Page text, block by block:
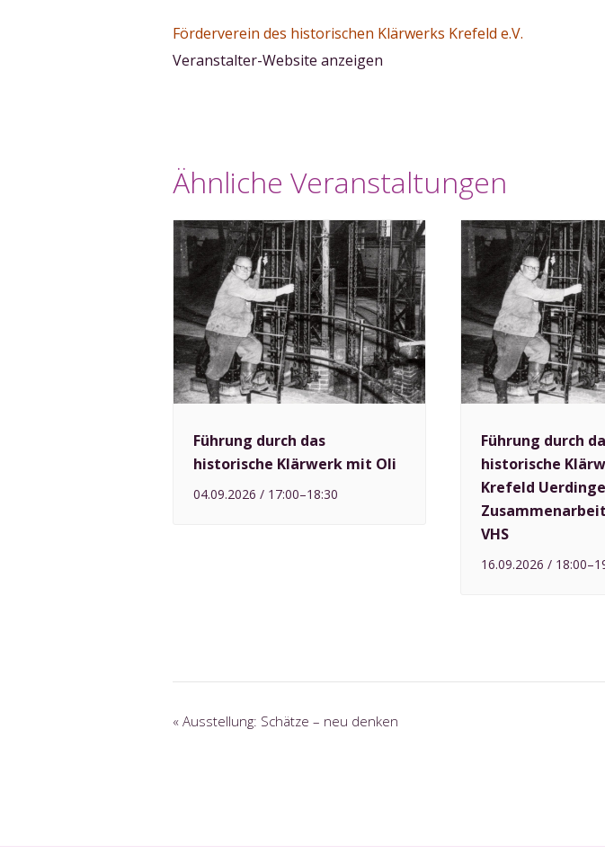
Förderverein des historischen Klärwerks Krefeld e.V.
Veranstalter-Website anzeigen
Ähnliche Veranstaltungen
Führung durch das
historische Klärwerk mit Oli
04.09.2026 / 17:00–18:30
Führung durch
historische
Krefeld
VHS
16.09.2026 / 18:00–
V
« Ausstellung: Schätze – neu denken